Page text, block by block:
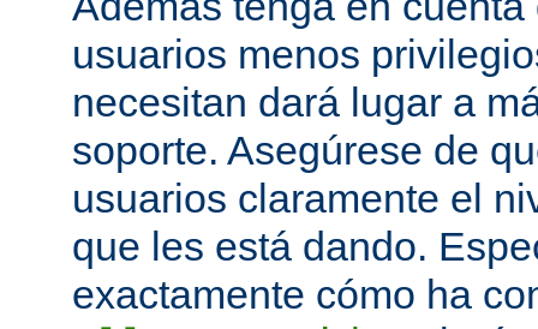
usuarios menos
necesitan dará lugar a
soporte. Asegúrese de
usuarios claramente el
que les está dando.
exactamente cómo ha